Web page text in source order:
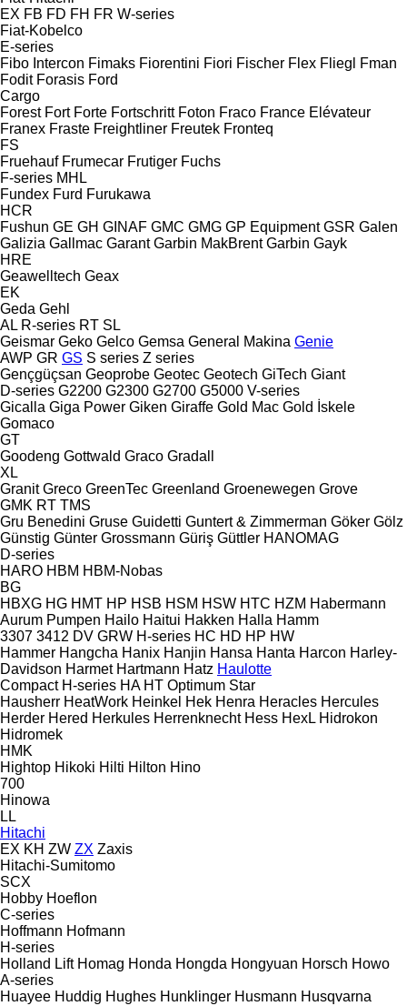
EX FB FD FH FR W-series
Fiat-Kobelco
E-series
Fibo Intercon Fimaks Fiorentini Fiori Fischer Flex Fliegl
Fman
Fodit Forasis Ford
Cargo
Forest Fort Forte Fortschritt Foton Fraco France Elévateur
Franex Fraste Freightliner Freutek Fronteq
FS
Fruehauf Frumecar Frutiger Fuchs
F-series MHL
Fundex Furd Furukawa
HCR
Fushun GE GH GINAF GMC GMG GP Equipment GSR Galen
Galizia Gallmac Garant Garbin MakBrent Garbin Gayk
HRE
Geawelltech Geax
EK
Geda Gehl
AL R-series RT SL
Geismar Geko Gelco Gemsa General Makina Genie
AWP GR GS S series Z series
Gençgüçsan Geoprobe Geotec Geotech GiTech Giant
D-series G2200 G2300 G2700 G5000 V-series
Gicalla Giga Power Giken Giraffe Gold Mac Gold İskele
Gomaco
GT
Goodeng Gottwald Graco Gradall
XL
Granit Greco GreenTec Greenland Groenewegen Grove
GMK RT TMS
Gru Benedini Gruse Guidetti Guntert & Zimmerman Göker Gölz
Günstig Günter Grossmann Güriş Güttler HANOMAG
D-series
HARO HBM HBM-Nobas
BG
HBXG HG HMT HP HSB HSM HSW HTC HZM Habermann
Aurum Pumpen Hailo Haitui Hakken Halla Hamm
3307 3412 DV GRW H-series HC HD HP HW
Hammer Hangcha Hanix Hanjin Hansa Hanta Harcon Harley-
Davidson Harmet Hartmann Hatz Haulotte
Compact H-series HA HT Optimum Star
Hausherr HeatWork Heinkel Hek Henra Heracles Hercules
Herder Hered Herkules Herrenknecht Hess HexL Hidrokon
Hidromek
HMK
Hightop Hikoki Hilti Hilton Hino
700
Hinowa
LL
Hitachi
EX KH ZW ZX Zaxis
Hitachi-Sumitomo
SCX
Hobby Hoeflon
C-series
Hoffmann Hofmann
H-series
Holland Lift Homag Honda Hongda Hongyuan Horsch Howo
A-series
Huayee Huddig Hughes Hunklinger Husmann Husqvarna